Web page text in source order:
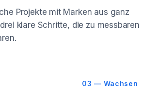
Projekte mit Marken aus ganz
klare Schritte, die zu messbaren
03 — Wachsen